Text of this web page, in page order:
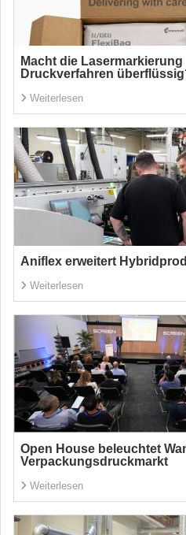
Macht die
Druckverfahren
Weiterlesen
Aniflex erweitert
Weiterlesen
Open House beleuchtet
Verpackungsdruckmarkt
Weiterlesen